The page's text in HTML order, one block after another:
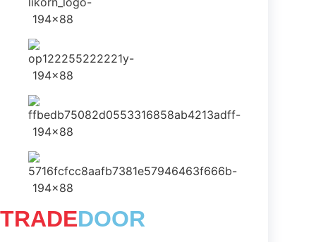
TRADEDOOR